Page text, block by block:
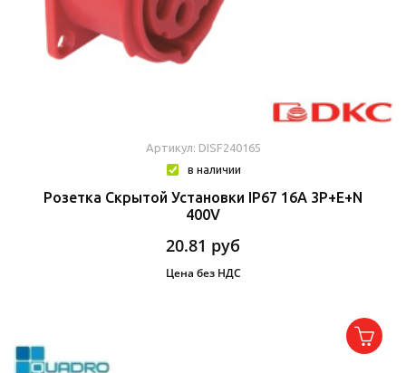
Артикул: DISF240165
в наличии
Розетка Скрытой Установки IP67 16A 3P+E+N
400V
20.81 руб
Цена без НДС